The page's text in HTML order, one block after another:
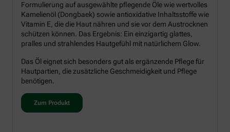
Formulierung auf ausgewählte pflegende Öle wie wertvolles
Kamelienöl (Dongbaek) sowie antioxidative Inhaltsstoffe wie
Vitamin E, die die Haut nähren und sie vor dem Austrocknen
schützen können. Das Ergebnis: Ein einzigartig glattes,
pralles und strahlendes Hautgefühl mit natürlichem Glow.
Das Öl eignet sich besonders gut als ergänzende Pflege für
Hautpartien, die zusätzliche Geschmeidigkeit und Pflege
benötigen.
Zum Produkt